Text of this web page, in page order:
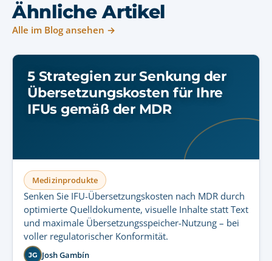
Ähnliche Artikel
Alle im Blog ansehen →
5 Strategien zur Senkung der
Übersetzungskosten für Ihre
IFUs gemäß der MDR
Medizinprodukte
Senken Sie IFU-Übersetzungskosten nach MDR durch
optimierte Quelldokumente, visuelle Inhalte statt Text
und maximale Übersetzungsspeicher-Nutzung – bei
voller regulatorischer Konformität.
JG Josh Gambín